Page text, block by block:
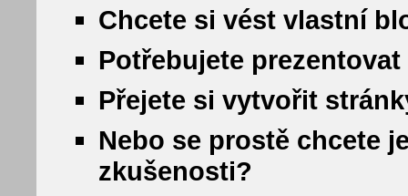
Chcete si vést vlastní
Potřebujete
Přejete si vytvořit
Nebo se prostě chcete
zkušenosti?